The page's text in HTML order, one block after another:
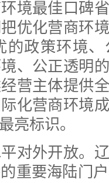
最佳口碑省
优化营商环
的政策环境
、公正透明
营主体提供
化营商环境
亮标识。
外开放。辽
重要海陆门